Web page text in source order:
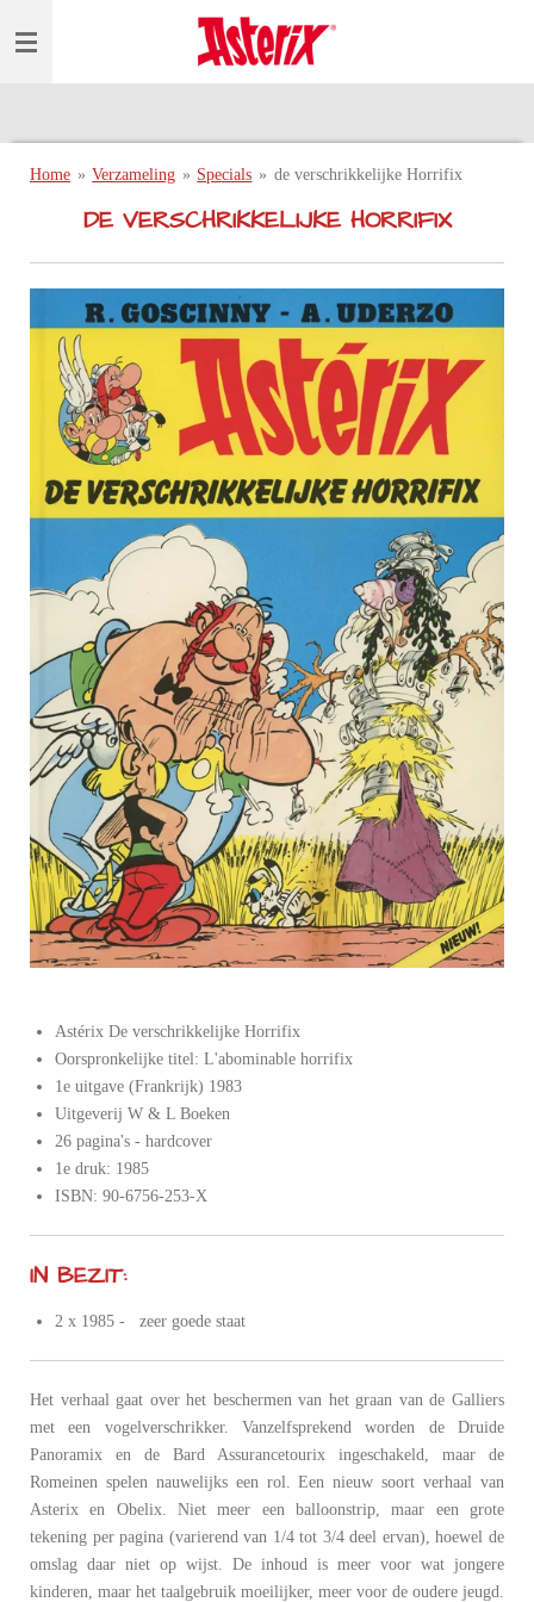
direct
Home » Verzameling » Specials » de verschrikkelijke Horrifix
DE VERSCHRIKKELIJKE HORRIFIX
Astérix De verschrikkelijke Horrifix
Oorspronkelijke titel: L'abominable horrifix
1e uitgave (Frankrijk) 1983
Uitgeverij W & L Boeken
26 pagina's - hardcover
1e druk: 1985
ISBN: 90-6756-253-X
IN BEZIT:
2 x 1985 - zeer goede staat
Het verhaal gaat over het beschermen van het graan van de Galliers
met een vogelverschrikker. Vanzelfsprekend worden de Druide
Panoramix en de Bard Assurancetourix ingeschakeld, maar de
Romeinen spelen nauwelijks een rol. Een nieuw soort verhaal van
Asterix en Obelix. Niet meer een balloonstrip, maar een grote
tekening per pagina (varierend van 1/4 tot 3/4 deel ervan), hoewel de
omslag daar niet op wijst. De inhoud is meer voor wat jongere
kinderen, maar het taalgebruik moeilijker, meer voor de oudere jeugd.